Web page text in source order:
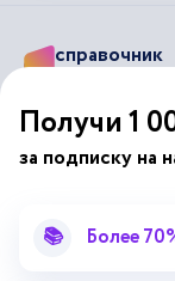
справочник
Подписывайся на
Научные статьи
Получи 1
за подписку на
📚 Более